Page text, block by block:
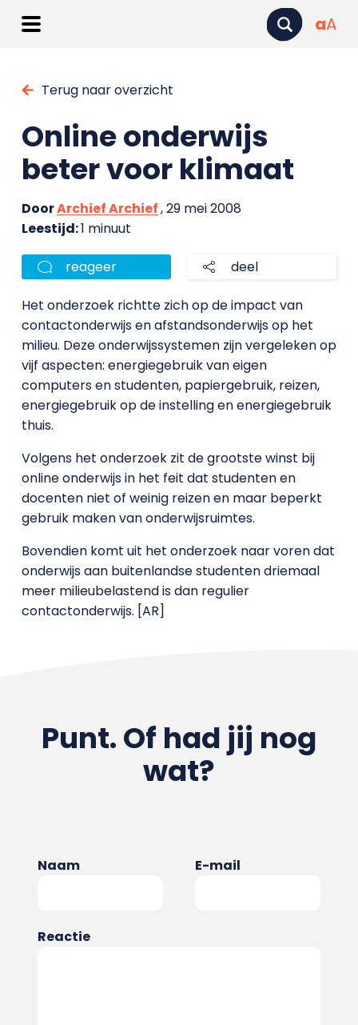
aA
Terug naar overzicht
Online onderwijs
beter voor klimaat
DoorArchief Archief, 29 mei 2008
Leestijd:1 minuut
reageer deel
Het onderzoek richtte zich op de impact van
contactonderwijs en afstandsonderwijs op het
milieu. Deze onderwijssystemen zijn vergeleken op
vijf aspecten: energiegebruik van eigen
computers en studenten, papiergebruik, reizen,
energiegebruik op de instelling en energiegebruik
thuis.
Volgens het onderzoek zit de grootste winst bij
online onderwijs in het feit dat studenten en
docenten niet of weinig reizen en maar beperkt
gebruik maken van onderwijsruimtes.
Bovendien komt uit het onderzoek naar voren dat
onderwijs aan buitenlandse studenten driemaal
meer milieubelastend is dan regulier
contactonderwijs. [AR]
Punt. Of had jij nog
wat?
Naam E-mail
Reactie